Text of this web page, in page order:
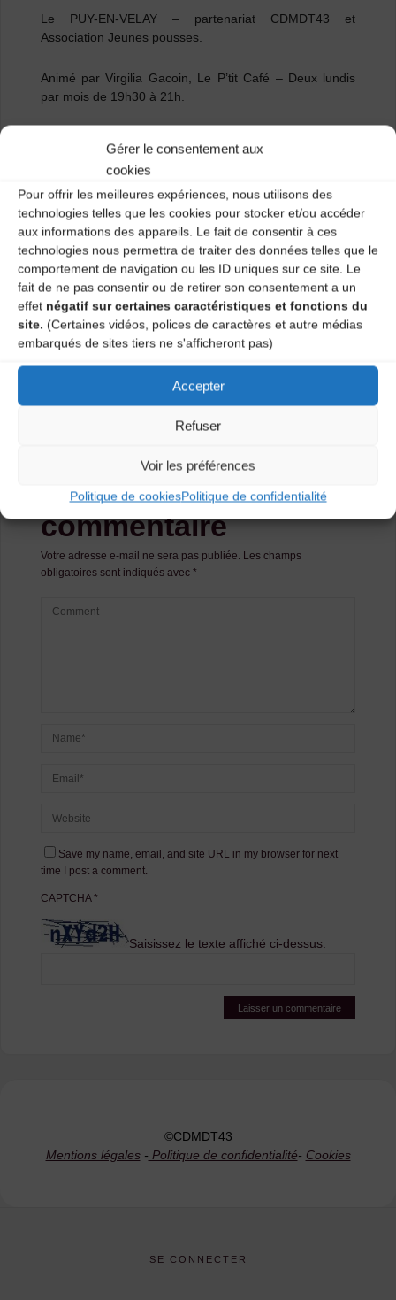
Gérer le consentement aux
cookies
Pour offrir les meilleures expériences, nous utilisons des
technologies telles que les cookies pour stocker et/ou accéder
aux informations des appareils. Le fait de consentir à ces
technologies nous permettra de traiter des données telles que le
comportement de navigation ou les ID uniques sur ce site. Le
fait de ne pas consentir ou de retirer son consentement a un
effet négatif sur certaines caractéristiques et fonctions du
site. (Certaines vidéos, polices de caractères et autre médias
embarqués de sites tiers ne s'afficheront pas)
Accepter
Refuser
Voir les préférences
Politique de cookiesPolitique de confidentialité
Le PUY-EN-VELAY– partenariat CDMDT43 et
Association Jeunes pousses.
Animé par Virgilia Gacoin, Le P’tit Café – Deux lundis
par mois de 19h30 à 21h.
Renseignements CDMDT43 :04 71 02 92 53
Catégories
Agenda
Atelier chant traditionnel
Atelier chant traditionnel
Laisser un
commentaire
Votre adresse e-mail ne sera pas publiée. Les champs
obligatoires sont indiqués avec *
Save my name, email, and site URL in my browser for next
time I post a comment.
CAPTCHA*
Saisissez le texte affiché ci-dessus:
©CDMDT43
Mentions légales- Politique de confidentialité- Cookies
SE CONNECTER